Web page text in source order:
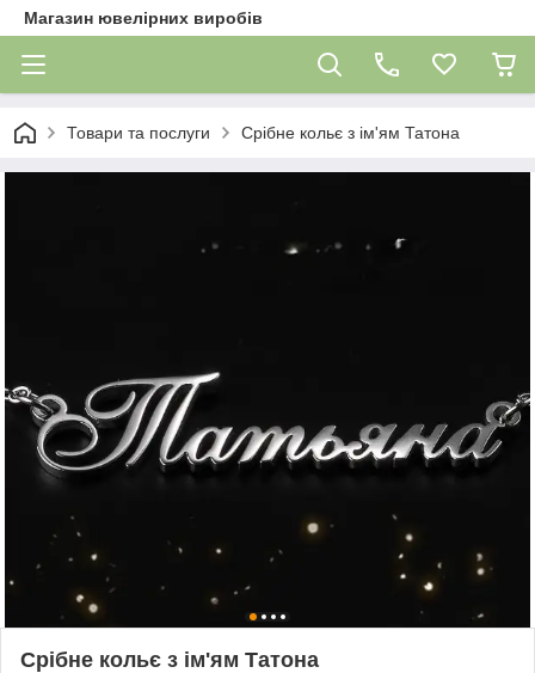
Магазин ювелірних виробів
Товари та послуги Срібне кольє з ім'ям Татона
Срібне кольє з ім'ям Татона